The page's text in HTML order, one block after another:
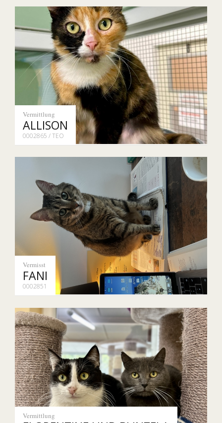
Vermittlung
ALLISON
0002865 / TEO
Vermisst
FANI
0002851
Vermittlung